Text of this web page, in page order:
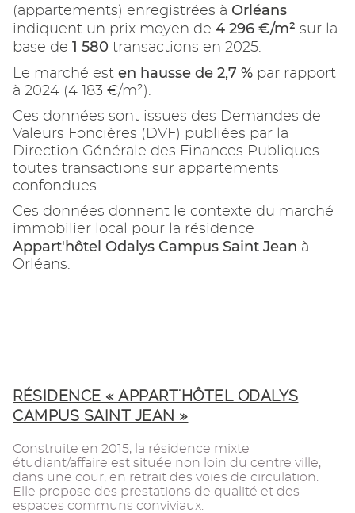
(appartements) enregistrées à Orléans
indiquent un prix moyen de 4 296 €/m² sur la
base de 1 580 transactions en 2025.
Le marché est en hausse de 2,7 % par rapport
à 2024 (4 183 €/m²).
Ces données sont issues des Demandes de
Valeurs Foncières (DVF) publiées par la
Direction Générale des Finances Publiques —
toutes transactions sur appartements
confondues.
Ces données donnent le contexte du marché
immobilier local pour la résidence
Appart'hôtel Odalys Campus Saint Jean à
Orléans.
RÉSIDENCE « APPART'HÔTEL ODALYS
CAMPUS SAINT JEAN »
Construite en 2015, la résidence mixte
étudiant/affaire est située non loin du centre ville,
dans une cour, en retrait des voies de circulation.
Elle propose des prestations de qualité et des
espaces communs conviviaux.